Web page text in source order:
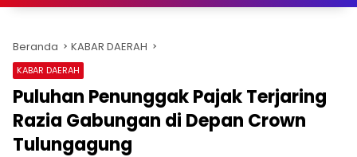
Beranda KABAR DAERAH
KABAR DAERAH
Puluhan Penunggak Pajak Terjaring
Razia Gabungan di Depan Crown
Tulungagung